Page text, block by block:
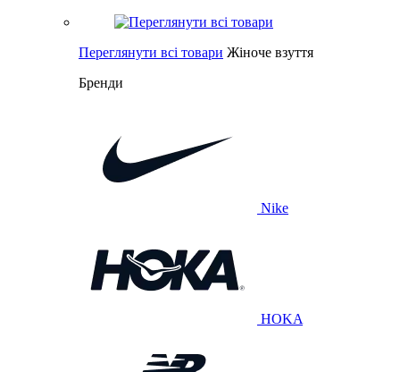
Переглянути всі товари Жіноче взуття
Бренди
Nike
HOKA